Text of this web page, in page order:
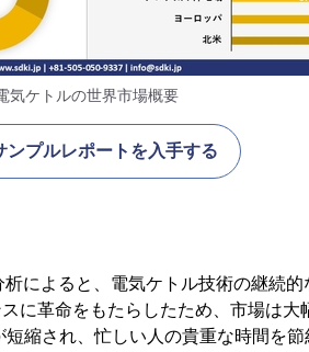
気ケトルの世界市場概要
ンプルレポートを入手する
によると、電気ケトル技術の継続
に革命をもたらしたため、市場は大
縮され、忙しい人の貴重な時間を